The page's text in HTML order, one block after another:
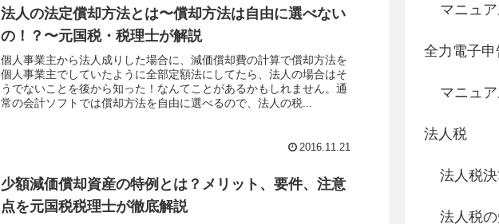
法人の法定償却方法とは〜償却方法は自由に選べない
の！？〜元国税・税理士が解説
個人事業主から法人成りした場合に、減価償却費の計算で償却方法を
個人事業主でしていたように全部定額法にしてたら、法人の場合はそ
うでないことを後から知った！なんてことがあるかもしれません。通
常の会計ソフトでは償却方法を自由に選べるので、法人の税...
2016.11.21
少額減価償却資産の特例とは？メリット、要件、注意
点を元国税税理士が徹底解説
マニュ
全力電子申
マニュ
法人税
法人税
法人税